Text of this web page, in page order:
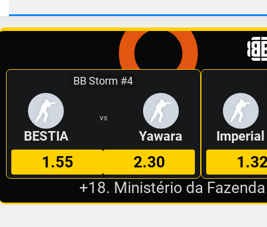
BB Storm #4
BESTIA
VS
Yawara
1.55 2.30
Imperial
+18. Ministério da